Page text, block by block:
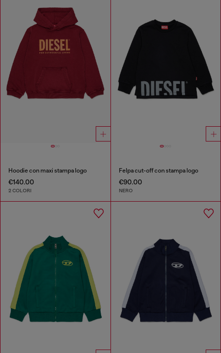
Hoodie con maxi stampa logo
€140.00
2 COLORI
Felpa cut-off con stampa logo
€90.00
NERO